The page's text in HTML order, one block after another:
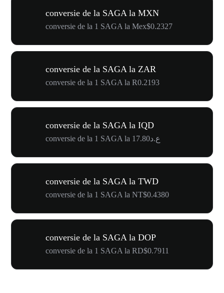
conversie de la SAGA la MXN
conversie de la 1 SAGA la Mex$0.2327
conversie de la SAGA la ZAR
conversie de la 1 SAGA la R0.2193
conversie de la SAGA la IQD
conversie de la 1 SAGA la ع.د17.80
conversie de la SAGA la TWD
conversie de la 1 SAGA la NT$0.4380
conversie de la SAGA la DOP
conversie de la 1 SAGA la RD$0.7911